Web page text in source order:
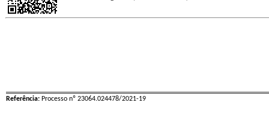
Referência: Processo nº 23064.024478/2021-19